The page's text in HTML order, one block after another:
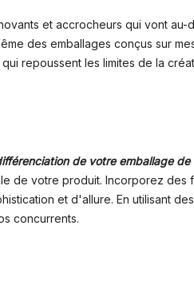
et accrocheurs qui vont
des emballages conçus sur
repoussent les limites de la
de votre emballage de
de votre produit. Incorporez des
et d'allure. En utilisant
concurrents.